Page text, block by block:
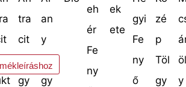
teszem